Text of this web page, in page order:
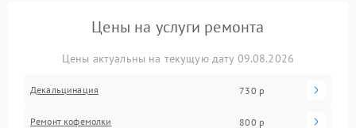
Цены на услуги ремонта
Цены актуальны на текущую дату 09.08.2026
Декальцинация 730 р
Ремонт кофемолки 800 р